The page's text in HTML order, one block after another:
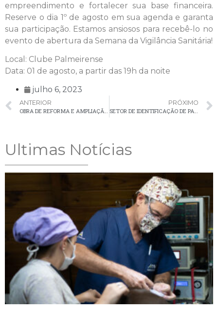
empreendimento e fortalecer sua base financeira.
Reserve o dia 1º de agosto em sua agenda e garanta
sua participação. Estamos ansiosos para recebê-lo no
evento de abertura da Semana da Vigilância Sanitária!
Local: Clube Palmeirense
Data: 01 de agosto, a partir das 19h da noite
julho 6, 2023
ANTERIOR
OBRA DE REFORMA E AMPLIAÇÃO DA UBS DE SANTA BÁRBARA ESTÁ 80% CONCLUÍDA
PRÓXIMO
SETOR DE IDENTIFICAÇÃO DE PALMEIRA: ATENDIMENTO PARA DOCUMENTOS DE IDENTIDADE SUSPENSO TEMPORARIAMENTE
Ultimas Notícias